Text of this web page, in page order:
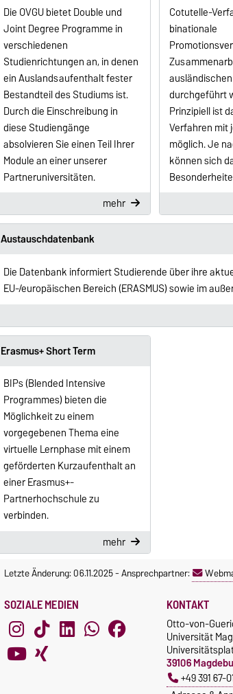
Die OVGU bietet Double und
Joint Degree Programme in
verschiedenen
Studienrichtungen an, in denen
ein Auslandsaufenthalt fester
Bestandteil des Studiums ist.
Durch die Einschreibung in
diese Studiengänge
absolvieren Sie einen Teil Ihrer
Module an einer unserer
Partneruniversitäten.
mehr
Cotutelle-
binationale
durchgeführt
Prinzipiell ist
Verfahren mit
möglich. Je
können sich
Austauschdatenbank
Die Datenbank informiert Studierende über ihre
EU-/europäischen Bereich (ERASMUS) sowie im
Erasmus+ Short Term
BIPs (Blended Intensive
Programmes) bieten die
Möglichkeit zu einem
vorgegebenen Thema eine
virtuelle Lernphase mit einem
geförderten Kurzaufenthalt an
einer Erasmus+-
Partnerhochschule zu
verbinden.
mehr
Letzte Änderung: 06.11.2025-Ansprechpartner:
SOZIALE MEDIEN KONTAKT
Otto-von-
Universität
39106
+49 391 67-